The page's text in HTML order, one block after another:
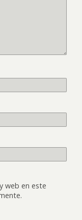
web en este